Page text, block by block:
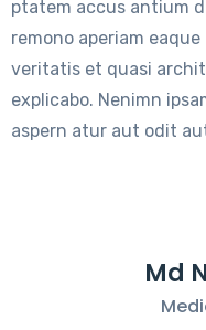
ptatem accus antium
remono aperiam
veritatis et quasi
explicabo. Nenimn
aspern atur aut odit
Md